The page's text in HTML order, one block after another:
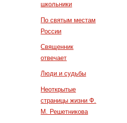
школьники
По святым местам
России
Священник
отвечает
Люди и судьбы
Неоткрытые
страницы жизни Ф.
М. Решетникова